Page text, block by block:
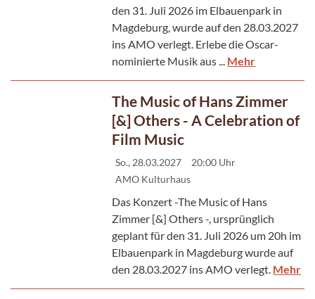
den 31. Juli 2026 im Elbauenpark in
Magdeburg, wurde auf den 28.03.2027
ins AMO verlegt. Erlebe die Oscar-
nominierte Musik aus ... Mehr
The Music of Hans Zimmer
[&] Others - A Celebration of
Film Music
So., 28.03.2027
20:00 Uhr
AMO Kulturhaus
Das Konzert -The Music of Hans
Zimmer [&] Others -, ursprünglich
geplant für den 31. Juli 2026 um 20h im
Elbauenpark in Magdeburg wurde auf
den 28.03.2027 ins AMO verlegt. Mehr